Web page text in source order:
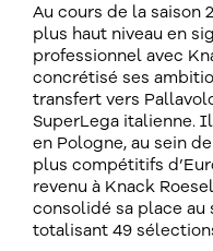
Au cours de la saison
plus haut niveau en
professionnel avec
concrétisé ses
transfert vers
SuperLega italienne.
en Pologne, au sein
plus compétitifs
revenu à Knack
consolidé sa place au
totalisant 49